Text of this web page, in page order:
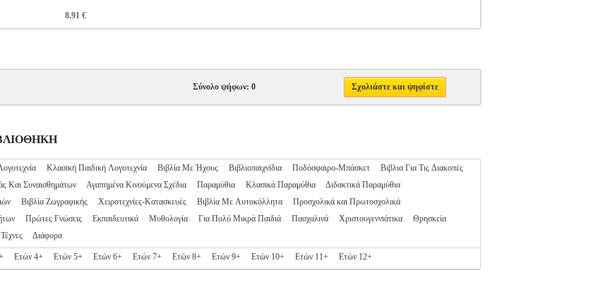
8.91 €
Σύνολο ψήφων: 0 Σχολιάστε και ψηφίστε
Κλασική Παιδική Λογοτεχνία Βιβλία Με Ήχους Βιβλιοπαιχνίδια Ποδόσφαιρο-Μπάσκετ
Βιβλια Για Τις Διακοπές
Και Συναισθημάτων
Αγαπημένα Κινούμενα Σχέδια Παραμύθια Κλασικά Παραμύθια
Διδακτικά Παραμύθια
Βιβλία Ζωγραφικής Χειροτεχνίες-Κατασκευές Βιβλία Με Αυτοκόλλητα
Προσχολικά και Πρωτοσχολικά
Πρώτες Γνώσεις Εκπαιδευτικά Μυθολογία Για Πολύ Μικρά Παιδιά Πασχαλινά Χριστουγεννιάτικα
Θρησκεία
Τέχνες Διάφορα
Ετών 4+ Ετών 5+ Ετών 6+ Ετών 7+ Ετών 8+ Ετών 9+ Ετών 10+ Ετών 11+ Ετών 12+